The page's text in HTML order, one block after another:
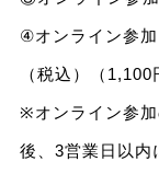
④オンライン参
（税込）（
※オンライン参加
後、3営業日以内